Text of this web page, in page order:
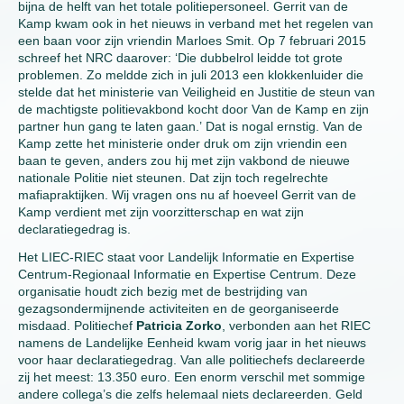
bijna de helft van het totale politiepersoneel. Gerrit van de
Kamp kwam ook in het nieuws in verband met het regelen van
een baan voor zijn vriendin Marloes Smit. Op 7 februari 2015
schreef het NRC daarover: ‘Die dubbelrol leidde tot grote
problemen. Zo meldde zich in juli 2013 een klokkenluider die
stelde dat het ministerie van Veiligheid en Justitie de steun van
de machtigste politievakbond kocht door Van de Kamp en zijn
partner hun gang te laten gaan.’ Dat is nogal ernstig. Van de
Kamp zette het ministerie onder druk om zijn vriendin een
baan te geven, anders zou hij met zijn vakbond de nieuwe
nationale Politie niet steunen. Dat zijn toch regelrechte
mafiapraktijken. Wij vragen ons nu af hoeveel Gerrit van de
Kamp verdient met zijn voorzitterschap en wat zijn
declaratiegedrag is.
Het LIEC-RIEC staat voor Landelijk Informatie en Expertise
Centrum-Regionaal Informatie en Expertise Centrum. Deze
organisatie houdt zich bezig met de bestrijding van
gezagsondermijnende activiteiten en de georganiseerde
misdaad. Politiechef Patricia Zorko , verbonden aan het RIEC
namens de Landelijke Eenheid kwam vorig jaar in het nieuws
voor haar declaratiegedrag. Van alle politiechefs declareerde
zij het meest: 13.350 euro. Een enorm verschil met sommige
andere collega’s die zelfs helemaal niets declareerden. Geld